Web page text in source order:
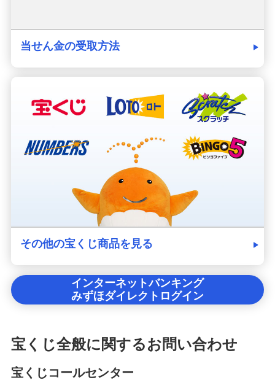
当せん金の受取方法
その他の宝くじ商品を見る
インターネットバンキング
みずほダイレクトログイン
宝くじ全般に関するお問い合わせ
宝くじコールセンター